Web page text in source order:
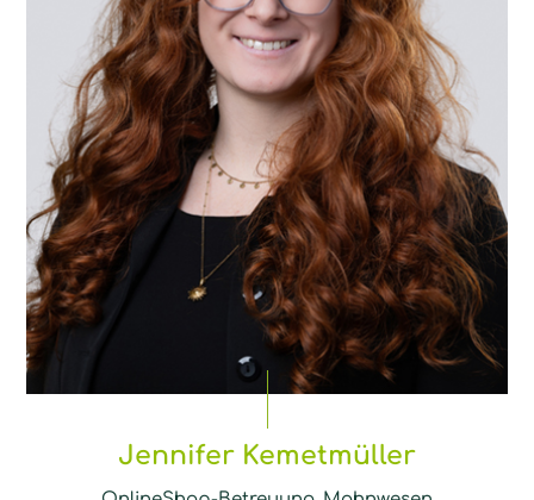
Jennifer Kemetmüller